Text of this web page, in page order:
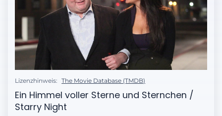
Lizenzhinweis: The Movie Database (TMDB)
Ein Himmel voller Sterne und Sternchen /
Starry Night